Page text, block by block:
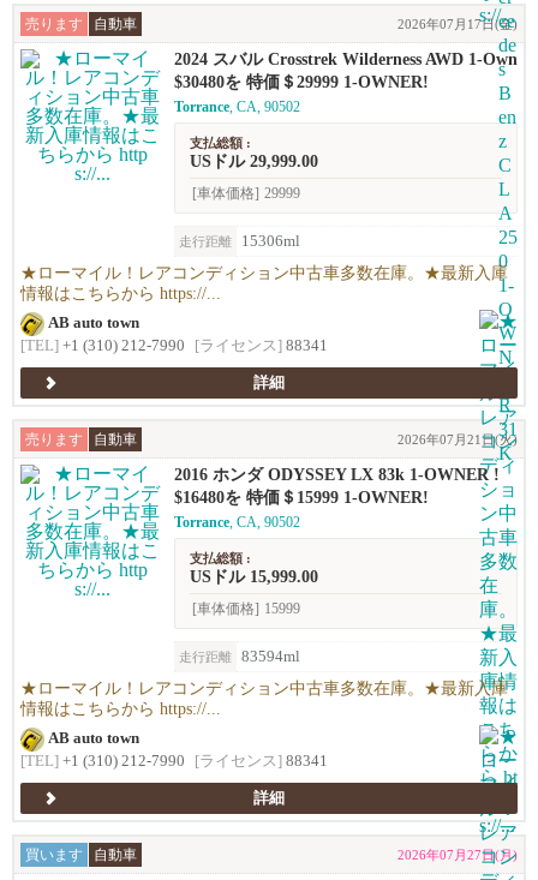
売ります 自動車 2026年07月17日(金)
2024 スバル Crosstrek Wilderness AWD 1-Own
er!!
$30480を 特価＄29999 1-OWNER!
Torrance, CA, 90502
支払総額 :
USドル 29,999.00
[車体価格] 29999
走行距離 15306ml
★ローマイル！レアコンディション中古車多数在庫。★最新入庫
情報はこちらから https://...
AB auto town
[TEL] +1 (310) 212-7990 [ライセンス] 88341
詳細
売ります 自動車 2026年07月21日(火)
2016 ホンダ ODYSSEY LX 83k 1-OWNER !
$16480を 特価＄15999 1-OWNER!
Torrance, CA, 90502
支払総額 :
USドル 15,999.00
[車体価格] 15999
走行距離 83594ml
★ローマイル！レアコンディション中古車多数在庫。★最新入庫
情報はこちらから https://...
AB auto town
[TEL] +1 (310) 212-7990 [ライセンス] 88341
詳細
買います 自動車 2026年07月27日(月)